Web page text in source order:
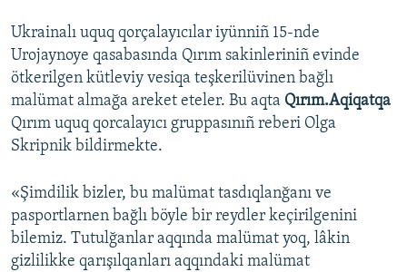
RFE/RS bütün saytları
Ukrainalı uquq qorçalayıcılar iyünniñ 15-nde
Urojaynoye qasabasında Qırım sakinleriniñ evinde
ötkerilgen kütleviy vesiqa teşkerilüvinen bağlı
malümat almağa areket eteler. Bu aqta Qırım.Aqiqatqa
Qırım uquq qorcalayıcı gruppasınıñ reberi Olga
Skripnik bildirmekte.
«Şimdilik bizler, bu malümat tasdıqlanğanı ve
pasportlarnen bağlı böyle bir reydler keçirilgenini
bilemiz. Tutulğanlar aqqında malümat yoq, lâkin
gizlilikke qarışılqanları aqqındaki malümat